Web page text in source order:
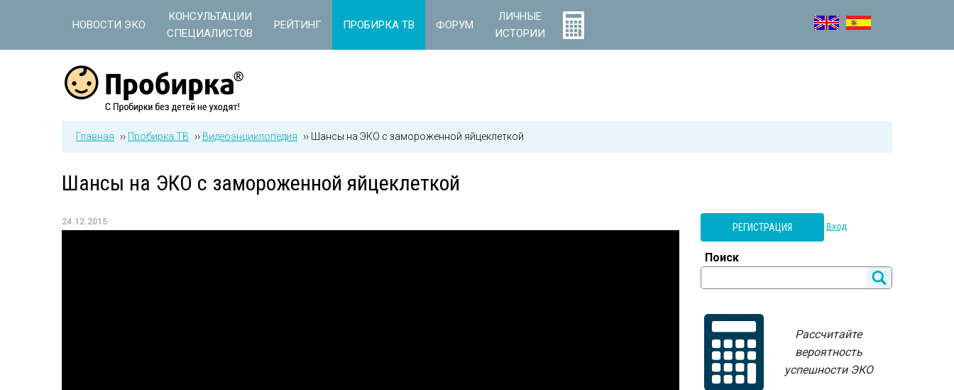
НОВОСТИ ЭКО
КОНСУЛЬТАЦИИ
СПЕЦИАЛИСТОВ
РЕЙТИНГ ПРОБИРКА ТВ ФОРУМ
ЛИЧНЫЕ
ИСТОРИИ
Главная ›› Пробирка ТВ ›› Видеоэнциклопедия ›› Шансы на ЭКО с замороженной яйцеклеткой
Шансы на ЭКО с замороженной яйцеклеткой
24.12.2015 РЕГИСТРАЦИЯ Вход
Поиск
Рассчитайте
вероятность
успешности ЭКО